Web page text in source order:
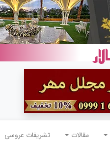
مقالات تشریفات عروسی